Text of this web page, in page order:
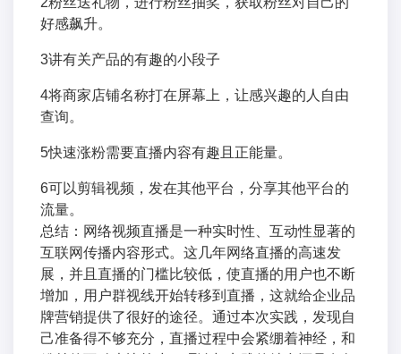
好感飙升。
3讲有关产品的有趣的小段子
4将商家店铺名称打在屏幕上，让感兴趣的人自由
查询。
5快速涨粉需要直播内容有趣且正能量。
6可以剪辑视频，发在其他平台，分享其他平台的
流量。
总结：网络视频直播是一种实时性、互动性显著的
互联网传播内容形式。这几年网络直播的高速发
展，并且直播的门槛比较低，使直播的用户也不断
增加，用户群视线开始转移到直播，这就给企业品
牌营销提供了很好的途径。通过本次实践，发现自
己准备得不够充分，直播过程中会紧绷着神经，和